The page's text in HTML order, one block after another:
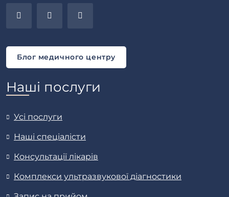
Блог медичного центру
Наші послуги
Усі послуги
Наші спеціалісти
Консультації лікарів
Комплекси ультразвукової діагностики